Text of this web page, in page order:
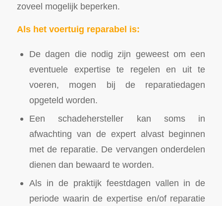
zoveel mogelijk beperken.
Als het voertuig reparabel is:
De dagen die nodig zijn geweest om een
eventuele expertise te regelen en uit te
voeren, mogen bij de reparatiedagen
opgeteld worden.
Een schadehersteller kan soms in
afwachting van de expert alvast beginnen
met de reparatie. De vervangen onderdelen
dienen dan bewaard te worden.
Als in de praktijk feestdagen vallen in de
periode waarin de expertise en/of reparatie